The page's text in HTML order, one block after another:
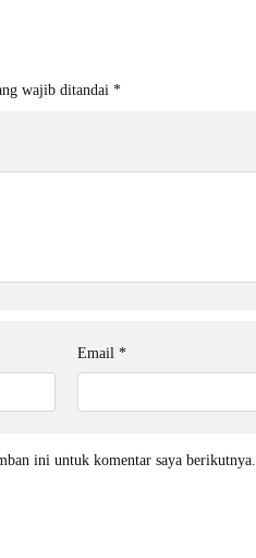
wajib ditandai *
Email *
ini untuk komentar saya berikutnya.